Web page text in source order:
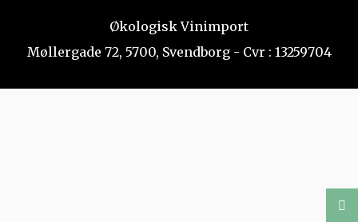
Økologisk Vinimport
Møllergade 72, 5700, Svendborg - Cvr : 13259704